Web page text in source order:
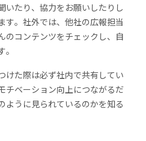
いたり、協力をお願いしたりし
す。社外では、他社の広報担当
のコンテンツをチェックし、自
けた際は必ず社内で共有してい
チベーション向上につながるだ
ように見られているのかを知る